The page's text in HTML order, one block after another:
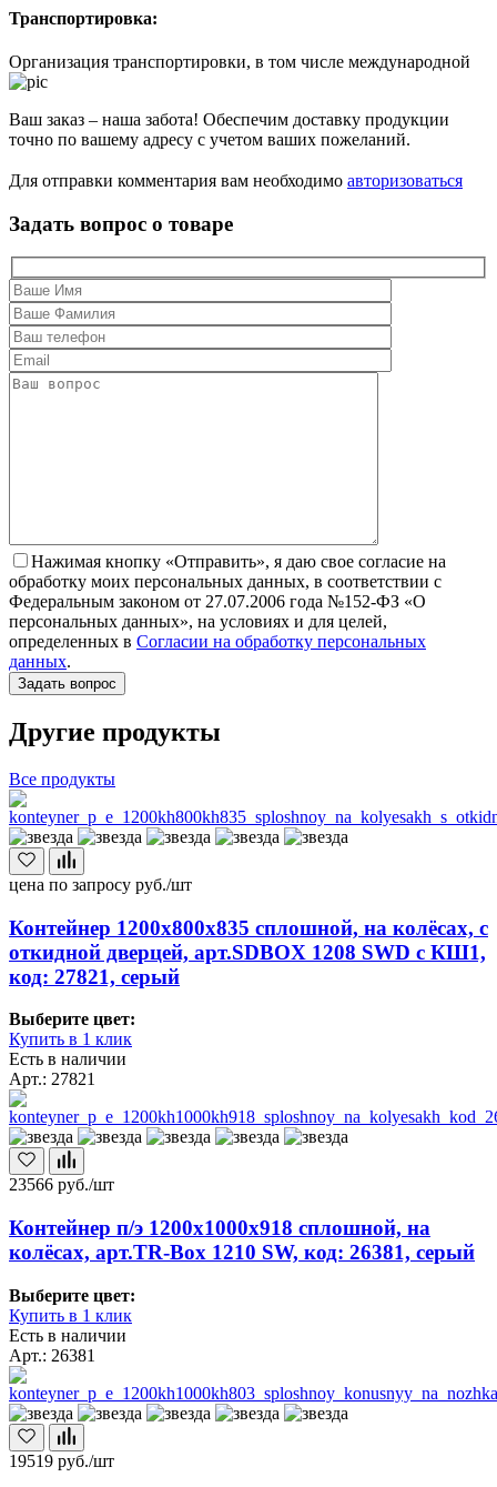
Транспортировка:
Организация транспортировки, в том числе международной
Ваш заказ – наша забота! Обеспечим доставку продукции
точно по вашему адресу с учетом ваших пожеланий.
Для отправки комментария вам необходимо авторизоваться
Задать вопрос о товаре
Нажимая кнопку «Отправить», я даю свое согласие на
обработку моих персональных данных, в соответствии с
Федеральным законом от 27.07.2006 года №152-ФЗ «О
персональных данных», на условиях и для целей,
определенных в Согласии на обработку персональных
данных.
Другие продукты
Все продукты
цена по запросу руб./шт
Контейнер 1200х800х835 сплошной, на колёсах, с
откидной дверцей, арт.SDBOX 1208 SWD с КШ1,
код: 27821, серый
Выберите цвет:
Купить в 1 клик
Есть в наличии
Арт.: 27821
23566 руб./шт
Контейнер п/э 1200х1000х918 сплошной, на
колёсах, арт.TR-Box 1210 SW, код: 26381, серый
Выберите цвет:
Купить в 1 клик
Есть в наличии
Арт.: 26381
19519 руб./шт